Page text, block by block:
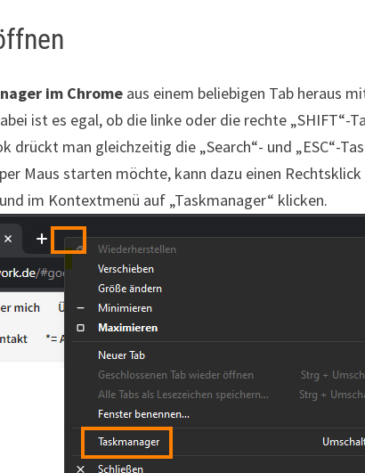
im Chrome aus einem beliebigen Tab heraus
ist es egal, ob die linke oder die rechte „SHIFT“-
drückt man gleichzeitig die „Search“- und „ESC“-
Maus starten möchte, kann dazu einen
im Kontextmenü auf „Taskmanager“ klicken.